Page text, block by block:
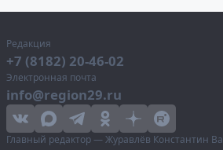
Редакция
+7 (8182) 20-46-02
Электронная почта
info@region29.ru
Главный редактор — Журавлёв Константин